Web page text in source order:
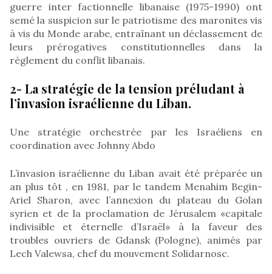
guerre inter factionnelle libanaise (1975-1990) ont
semé la suspicion sur le patriotisme des maronites vis
à vis du Monde arabe, entraînant un déclassement de
leurs prérogatives constitutionnelles dans la
règlement du conflit libanais.
2- La stratégie de la tension préludant à
l’invasion israélienne du Liban.
Une stratégie orchestrée par les Israéliens en
coordination avec Johnny Abdo
L’invasion israélienne du Liban avait été préparée un
an plus tôt , en 1981, par le tandem Menahim Begin-
Ariel Sharon, avec l’annexion du plateau du Golan
syrien et de la proclamation de Jérusalem «capitale
indivisible et éternelle d’Israël» à la faveur des
troubles ouvriers de Gdansk (Pologne), animés par
Lech Valewsa, chef du mouvement Solidarnosc.